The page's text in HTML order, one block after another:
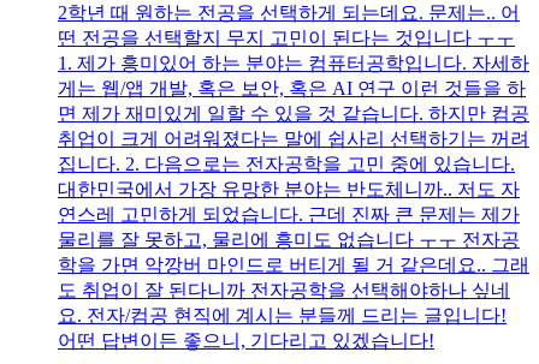
2학년 때 원하는 전공을 선택하게 되는데요. 문제는.. 어
떤 전공을 선택할지 무지 고민이 된다는 것입니다 ㅜㅜ
1. 제가 흥미있어 하는 분야는 컴퓨터공학입니다. 자세하
게는 웹/앱 개발, 혹은 보안, 혹은 AI 연구 이런 것들을 하
면 제가 재미있게 일할 수 있을 것 같습니다. 하지만 컴공
취업이 크게 어려워졌다는 말에 쉽사리 선택하기는 꺼려
집니다. 2. 다음으로는 전자공학을 고민 중에 있습니다.
대한민국에서 가장 유망한 분야는 반도체니까.. 저도 자
연스레 고민하게 되었습니다. 근데 진짜 큰 문제는 제가
물리를 잘 못하고, 물리에 흥미도 없습니다 ㅜㅜ 전자공
학을 가면 악깡버 마인드로 버티게 될 거 같은데요.. 그래
도 취업이 잘 된다니까 전자공학을 선택해야하나 싶네
요. 전자/컴공 현직에 계시는 분들께 드리는 글입니다!
어떤 답변이든 좋으니, 기다리고 있겠습니다!